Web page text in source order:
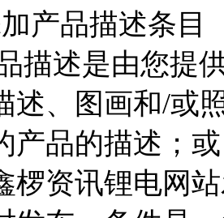
产品描述条目
述是由您提
述、图画和/或
产品的描述；
椤资讯锂电网